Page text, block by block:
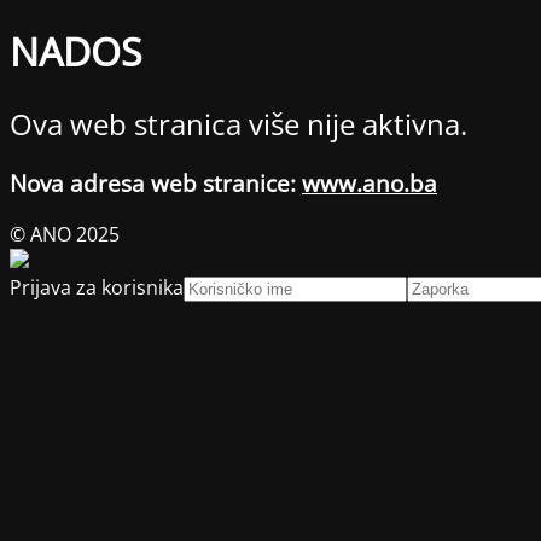
NADOS
Ova web stranica više nije aktivna.
Nova adresa web stranice: www.ano.ba
© ANO 2025
Prijava za korisnika